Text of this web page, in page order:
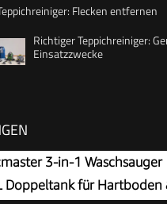
Flecken entfernen
Richtiger Teppichreiniger:
Einsatzzwecke
3-in-1
Doppeltank für Hartboden